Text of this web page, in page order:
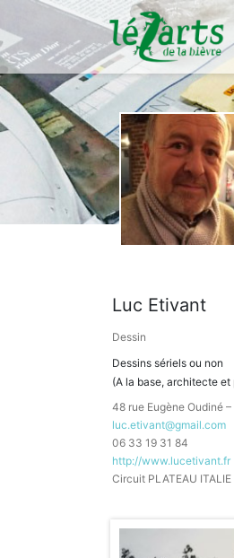
Luc Etivant
Dessin
Dessins sériels ou non
(A la base, architecte et
48 rue Eugène Oudiné
luc.etivant@gmail.com
06 33 19 31 84
http://www.lucetivant.fr
Circuit PLATEAU ITALIE